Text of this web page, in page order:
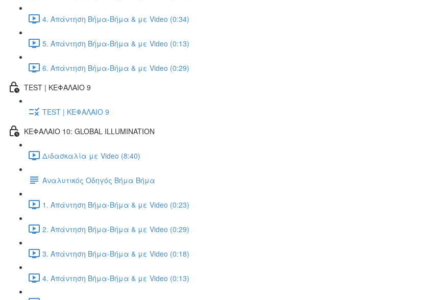
4. Απάντηση Βήμα-Βήμα & με Video (0:34)
5. Απάντηση Βήμα-Βήμα & με Video (0:13)
6. Απάντηση Βήμα-Βήμα & με Video (0:29)
TEST | ΚΕΦΑΛΑΙΟ 9
TEST | ΚΕΦΑΛΑΙΟ 9
ΚΕΦΑΛΑΙΟ 10: GLOBAL ILLUMINATION
Διδασκαλία με Video (8:40)
Αναλυτικός Οδηγός Βήμα Βήμα
1. Απάντηση Βήμα-Βήμα & με Video (0:23)
2. Απάντηση Βήμα-Βήμα & με Video (0:29)
3. Απάντηση Βήμα-Βήμα & με Video (0:18)
4. Απάντηση Βήμα-Βήμα & με Video (0:13)